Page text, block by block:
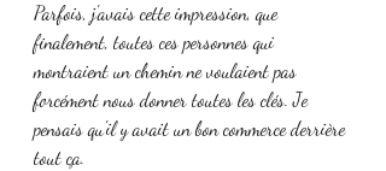
Parfois, j'avais cette impression, que
finalement, toutes ces personnes qui
montraient un chemin ne voulaient pas
forcément nous donner toutes les clés. Je
pensais qu'il y avait un bon commerce derrière
tout ça.